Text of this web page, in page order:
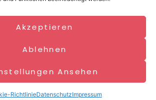
Akzeptieren
Ablehnen
Ansehen
RichtlinieDatenschutzImpressum
DATENSCHUTZ COOKIES VERWALTEN